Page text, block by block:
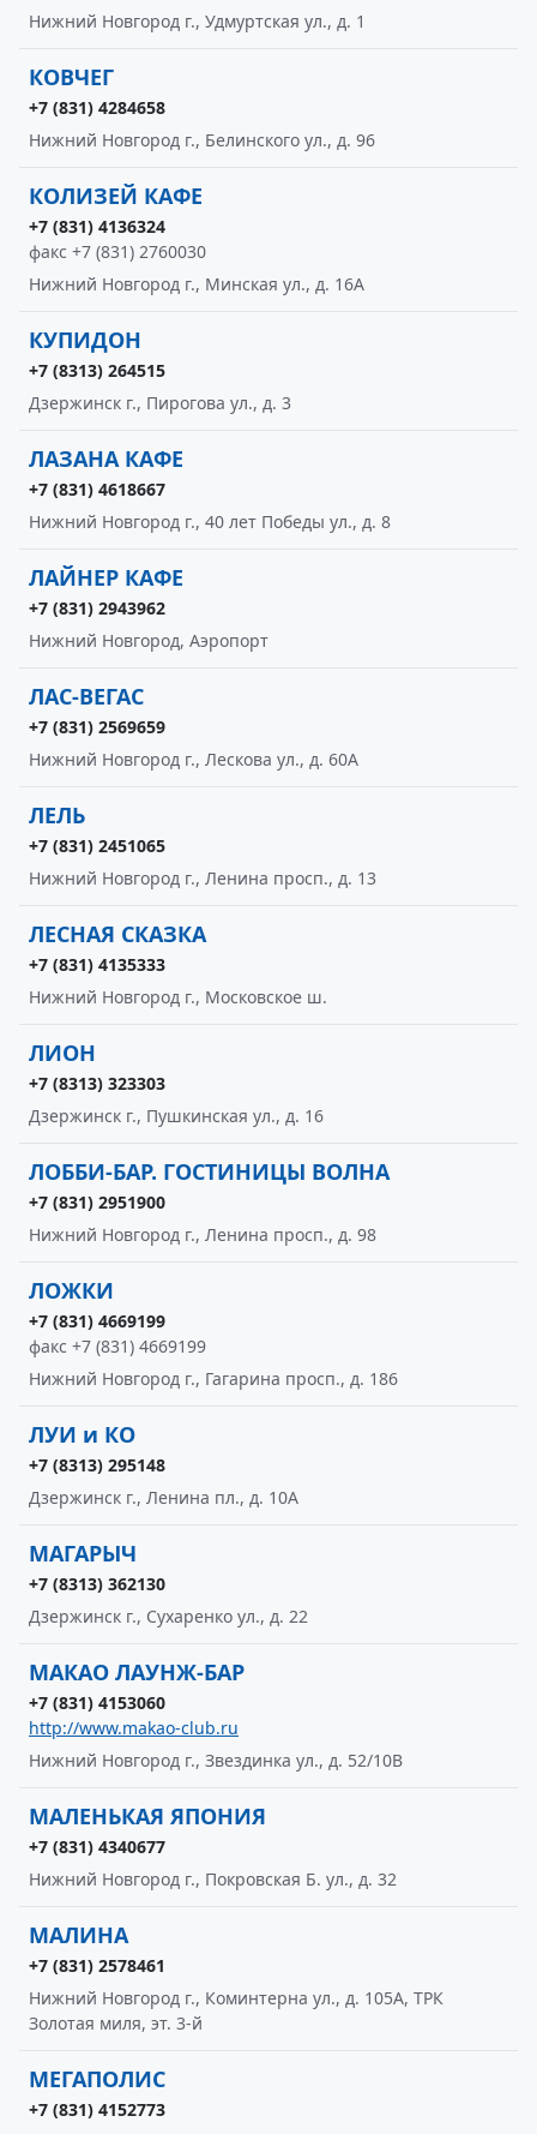
Нижний Новгород г., Удмуртская ул., д. 1
КОВЧЕГ
+7 (831) 4284658
Нижний Новгород г., Белинского ул., д. 96
КОЛИЗЕЙ КАФЕ
+7 (831) 4136324
факс +7 (831) 2760030
Нижний Новгород г., Минская ул., д. 16А
КУПИДОН
+7 (8313) 264515
Дзержинск г., Пирогова ул., д. 3
ЛАЗАНА КАФЕ
+7 (831) 4618667
Нижний Новгород г., 40 лет Победы ул., д. 8
ЛАЙНЕР КАФЕ
+7 (831) 2943962
Нижний Новгород, Аэропорт
ЛАС-ВЕГАС
+7 (831) 2569659
Нижний Новгород г., Лескова ул., д. 60А
ЛЕЛЬ
+7 (831) 2451065
Нижний Новгород г., Ленина просп., д. 13
ЛЕСНАЯ СКАЗКА
+7 (831) 4135333
Нижний Новгород г., Московское ш.
ЛИОН
+7 (8313) 323303
Дзержинск г., Пушкинская ул., д. 16
ЛОББИ-БАР. ГОСТИНИЦЫ ВОЛНА
+7 (831) 2951900
Нижний Новгород г., Ленина просп., д. 98
ЛОЖКИ
+7 (831) 4669199
факс +7 (831) 4669199
Нижний Новгород г., Гагарина просп., д. 186
ЛУИ и КО
+7 (8313) 295148
Дзержинск г., Ленина пл., д. 10А
МАГАРЫЧ
+7 (8313) 362130
Дзержинск г., Сухаренко ул., д. 22
МАКАО ЛАУНЖ-БАР
+7 (831) 4153060
http://www.makao-club.ru
Нижний Новгород г., Звездинка ул., д. 52/10В
МАЛЕНЬКАЯ ЯПОНИЯ
+7 (831) 4340677
Нижний Новгород г., Покровская Б. ул., д. 32
МАЛИНА
+7 (831) 2578461
Нижний Новгород г., Коминтерна ул., д. 105А, ТРК
Золотая миля, эт. 3-й
МЕГАПОЛИС
+7 (831) 4152773